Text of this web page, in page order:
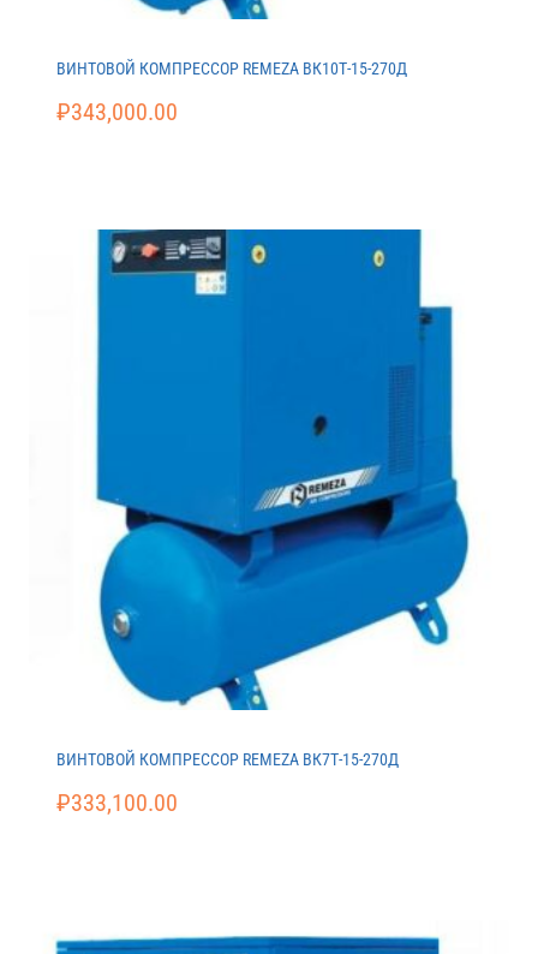
ВИНТОВОЙ КОМПРЕССОР REMEZA ВК10Т-15-270Д
₽343,000.00
ВИНТОВОЙ КОМПРЕССОР REMEZA ВК7Т-15-270Д
₽333,100.00